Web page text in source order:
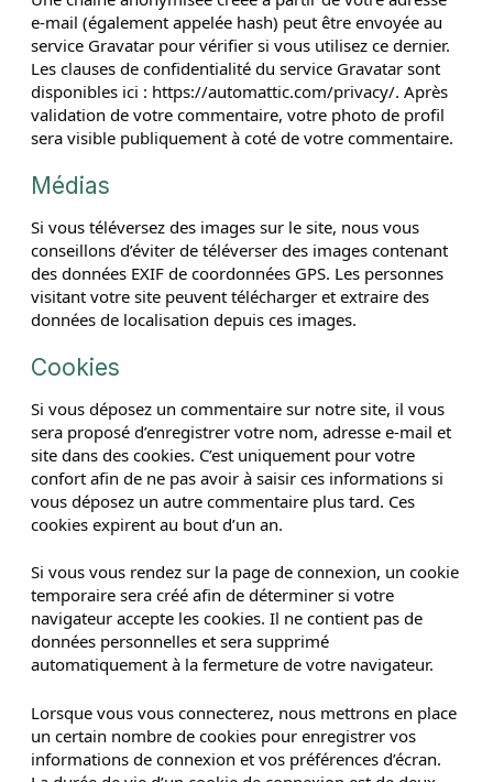
e-mail (également appelée hash) peut être envoyée au
service Gravatar pour vérifier si vous utilisez ce dernier.
Les clauses de confidentialité du service Gravatar sont
disponibles ici : https://automattic.com/privacy/. Après
validation de votre commentaire, votre photo de profil
sera visible publiquement à coté de votre commentaire.
Médias
Si vous téléversez des images sur le site, nous vous
conseillons d’éviter de téléverser des images contenant
des données EXIF de coordonnées GPS. Les personnes
visitant votre site peuvent télécharger et extraire des
données de localisation depuis ces images.
Cookies
Si vous déposez un commentaire sur notre site, il vous
sera proposé d’enregistrer votre nom, adresse e-mail et
site dans des cookies. C’est uniquement pour votre
confort afin de ne pas avoir à saisir ces informations si
vous déposez un autre commentaire plus tard. Ces
cookies expirent au bout d’un an.
Si vous vous rendez sur la page de connexion, un cookie
temporaire sera créé afin de déterminer si votre
navigateur accepte les cookies. Il ne contient pas de
données personnelles et sera supprimé
automatiquement à la fermeture de votre navigateur.
Lorsque vous vous connecterez, nous mettrons en place
un certain nombre de cookies pour enregistrer vos
informations de connexion et vos préférences d’écran.